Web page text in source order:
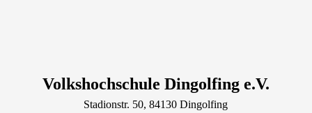
Volkshochschule Dingolfing e.V.
Stadionstr. 50, 84130Dingolfing